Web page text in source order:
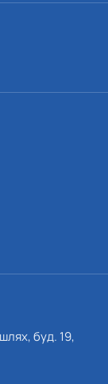
буд. 19,